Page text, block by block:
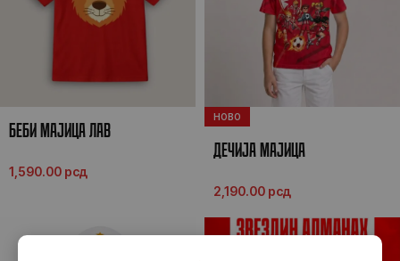
БЕБИ МАЈИЦА ЛАВ
1,590.00 рсд
НОВО
ДЕЧИЈА МАЈИЦА
2,190.00 рсд